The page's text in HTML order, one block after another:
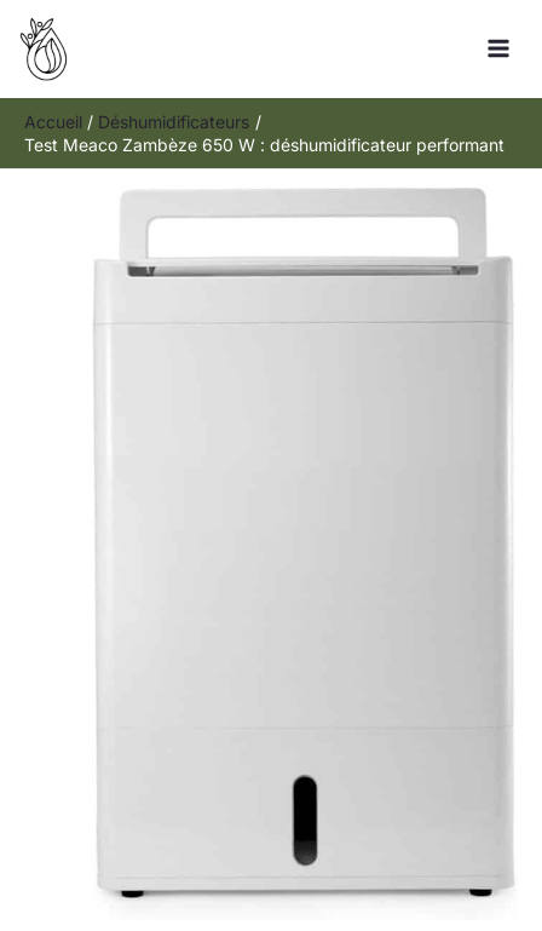
Aller
contenu
Accueil
Déshumidificateurs
Test Meaco Zambèze 650 W : déshumidificateur performant
R
e
h
e